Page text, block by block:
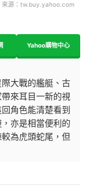
來源： tw.buy.yahoo.com
Yahoo購物中心
大戰的艦艇、古
來耳目一新的視
角色能清楚看到
亦是相當便利的
為虎頭蛇尾，但